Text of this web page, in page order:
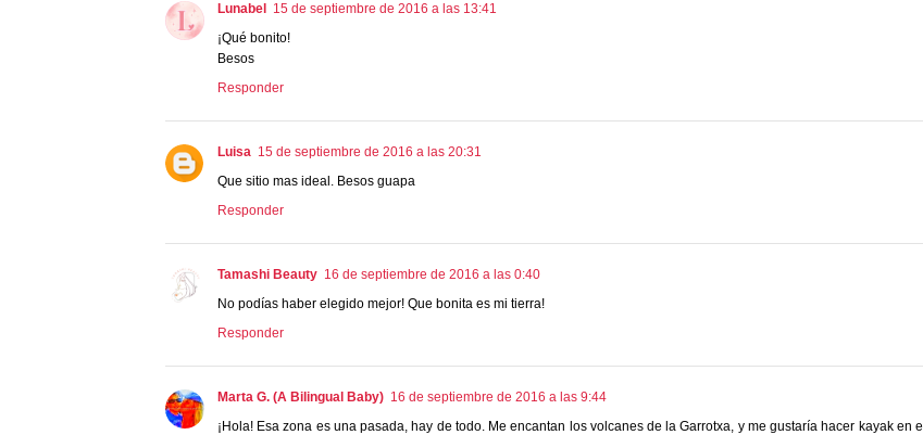
Lunabel
15 de septiembre de 2016 a las 13:41
¡Qué bonito!
Besos
Responder
Luisa 15 de septiembre de 2016 a las 20:31
Que sitio mas ideal. Besos guapa
Responder
Tamashi Beauty 16 de septiembre de 2016 a las 0:40
No podías haber elegido mejor! Que bonita es mi tierra!
Responder
Marta G. (A Bilingual Baby) 16 de septiembre de 2016 a las 9:44
¡Hola! Esa zona es una pasada, hay de todo. Me encantan los volcanes de la Garrotxa, y me gustaría hacer kayak en el